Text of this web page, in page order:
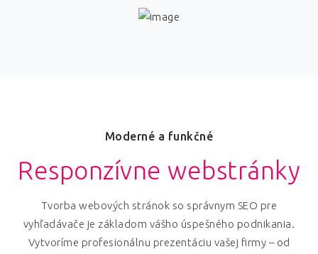
Moderné a funkčné
Responzívne webstránky
Tvorba webových stránok so správnym SEO pre
vyhľadávače je základom vášho úspešného podnikania.
Vytvoríme profesionálnu prezentáciu vašej firmy – od